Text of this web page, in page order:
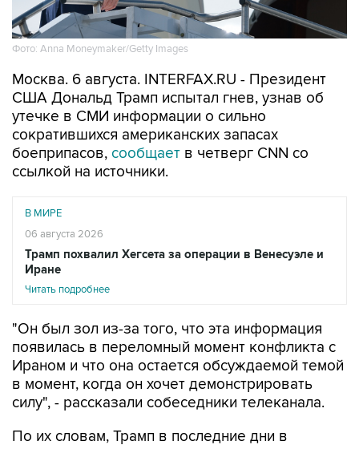
Фото: Anna Moneymaker/Getty Images
Москва. 6 августа. INTERFAX.RU - Президент
США Дональд Трамп испытал гнев, узнав об
утечке в СМИ информации о сильно
сократившихся американских запасах
боеприпасов, сообщает в четверг CNN со
ссылкой на источники.
В МИРЕ
06 августа 2026
Трамп похвалил Хегсета за операции в Венесуэле и
Иране
Читать подробнее
"Он был зол из-за того, что эта информация
появилась в переломный момент конфликта с
Ираном и что она остается обсуждаемой темой
в момент, когда он хочет демонстрировать
силу", - рассказали собеседники телеканала.
По их словам, Трамп в последние дни в